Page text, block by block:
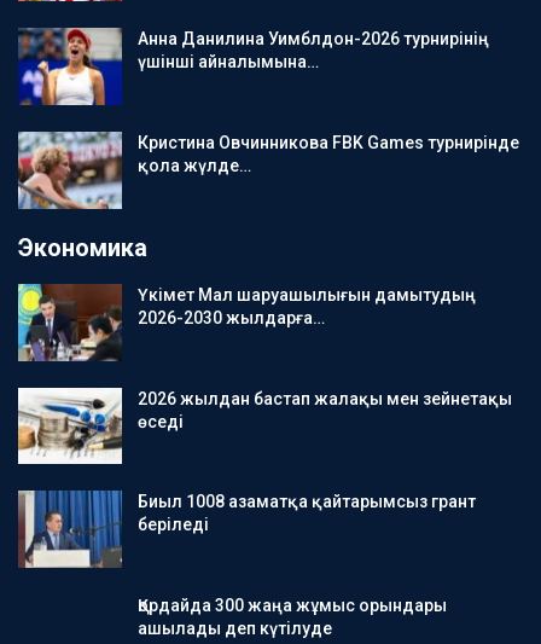
Анна Данилина Уимблдон-2026 турнирінің
үшінші айналымына…
Кристина Овчинникова FBK Games турнирінде
қола жүлде…
Экономика
Үкімет Мал шаруашылығын дамытудың
2026-2030 жылдарға…
2026 жылдан бастап жалақы мен зейнетақы
өседі
Биыл 1008 азаматқа қайтарымсыз грант
беріледі
Қордайда 300 жаңа жұмыс орындары
ашылады деп күтілуде